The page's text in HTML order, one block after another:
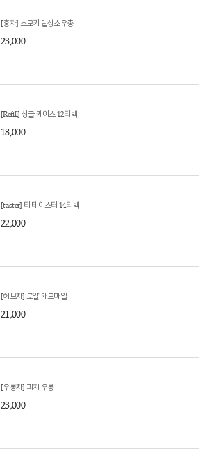
[홍차] 스모키 랍상소우총
23,000
[Refill] 싱글 케이스 12티백
18,000
[taster] 티 테이스터 14티백
22,000
[허브차] 로얄 캐모마일
21,000
[우롱차] 피치 우롱
23,000